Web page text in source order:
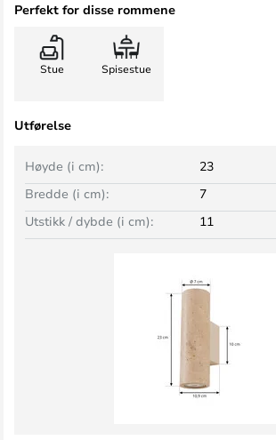
Perfekt for disse rommene
Stue Spisestue
Utførelse
Bredde (i cm): 7
Høyde (i cm): 23
Utstikk / dybde (i cm): 11